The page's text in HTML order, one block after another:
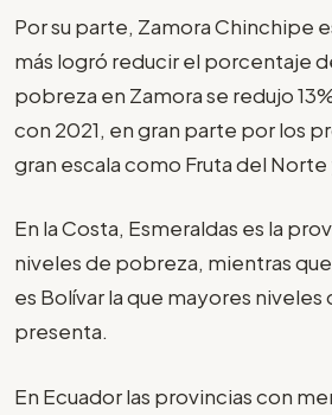
Por su parte, Zamora Chinchipe
más logró reducir el porcentaje
pobreza en Zamora se redujo
con 2021, en gran parte por los
gran escala como Fruta del Norte
En la Costa, Esmeraldas es la
niveles de pobreza, mientras
es Bolívar la que mayores
presenta.
En Ecuador las provincias con